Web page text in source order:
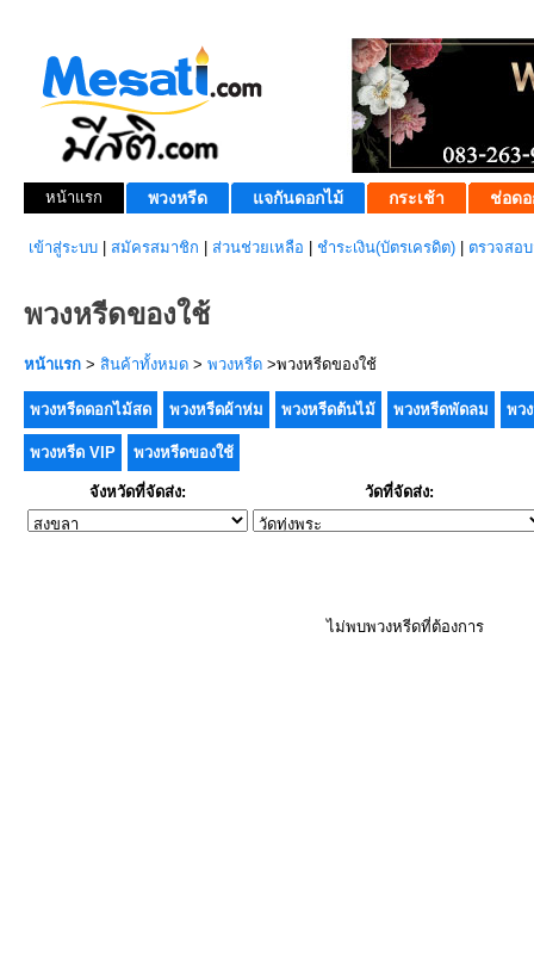
หน้าแรก พวงหรีด แจกันดอกไม้ กระเช้า ช่อดอ
เข้าสู่ระบบ สมัครสมาชิก ส่วนช่วยเหลือ ชำระเงิน(บัตรเครดิต) ตรวจสอ
พวงหรีดของใช้
หน้าแรก > สินค้าทั้งหมด > พวงหรีด >พวงหรีดของใช้
พวงหรีดดอกไม้สด พวงหรีดผ้าห่ม พวงหรีดต้นไม้ พวงหรีดพัดลม พว
พวงหรีด VIP พวงหรีดของใช้
จังหวัดที่จัดส่ง: วัดที่จัดส่ง:
ไม่พบพวงหรีดที่ต้องการ